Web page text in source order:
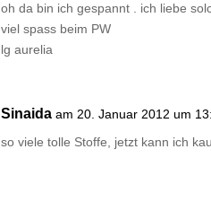
oh da bin ich gespannt . ich liebe
viel spass beim PW
lg aurelia
Sinaida am 20. Januar 2012 um
so viele tolle Stoffe, jetzt kann ich